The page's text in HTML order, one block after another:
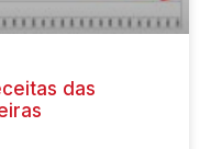
das